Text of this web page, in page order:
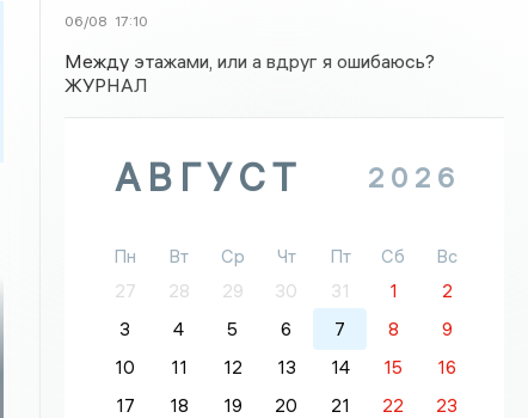
06/08 17:10
Между этажами, или а вдруг я ошибаюсь?
ЖУРНАЛ
АВГУСТ 2026
Пн Вт Ср Чт Пт Сб
Вс
27
28 29 30 31 1
2
3
4 5 6 7 8
9
10
11 12 13 14 15
16
17
18 19 20 21 22
23